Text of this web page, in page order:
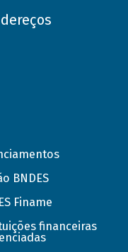
BNDES
Finame
financeiras